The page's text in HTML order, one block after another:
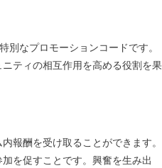
なプロモーションコードです。
ティの相互作用を高める役割を果
報酬を受け取ることができます。
を促すことです。興奮を生み出